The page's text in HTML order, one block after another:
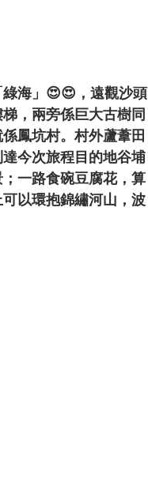
海」😍😍，遠觀沙頭
，兩旁係巨大古樹同
鳳坑村。村外蘆葦田
今次旅程目的地谷埔
一路食碗豆腐花，算
以環抱錦繡河山，波